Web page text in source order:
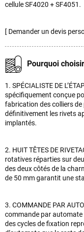
cellule SF4020 + SF4051.
[ Demander un devis
Pourquoi
1. SPÉCIALISTE DE
spécifiquement conçue
fabrication des colliers
définitivement les rivets
implantés.
2. HUIT TÊTES DE
rotatives réparties sur
des deux côtés de la
de 50 mm garantit une
3. COMMANDE PAR
commande par
des cycles de fixation